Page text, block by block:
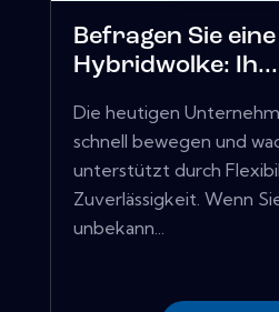
Befragen Sie
Hybridwolke: Ih...
Die heutigen
schnell bewegen und
unterstützt durch
Zuverlässigkeit. Wenn
unbekann...